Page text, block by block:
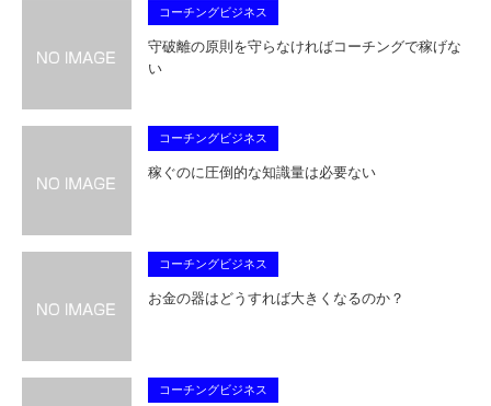
コーチングビジネス
守破離の原則を守らなければコーチングで稼げな
い
コーチングビジネス
稼ぐのに圧倒的な知識量は必要ない
コーチングビジネス
お金の器はどうすれば大きくなるのか？
コーチングビジネス